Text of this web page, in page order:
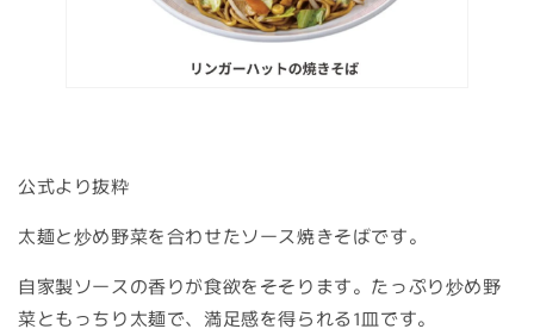
公式より抜粋
太麺と炒め野菜を合わせたソース焼きそばです。
自家製ソースの香りが食欲をそそります。たっぷり炒め野
菜ともっちり太麺で、満足感を得られる1皿です。